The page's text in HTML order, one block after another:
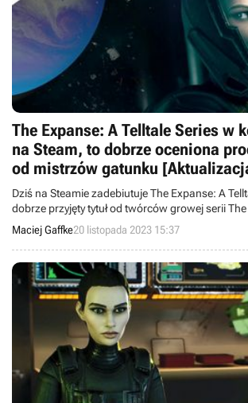
The Expanse: A Telltale Series w
na Steam, to dobrze oceniona
od mistrzów gatunku
Dziś na Steamie zadebiutuje The Expanse: A
dobrze przyjęty tytuł od twórców growej serii The
Wolf Among Us. Gracze będą mogli od razu
epizodach.
Maciej Gaffke20 listopada 2023 15:37